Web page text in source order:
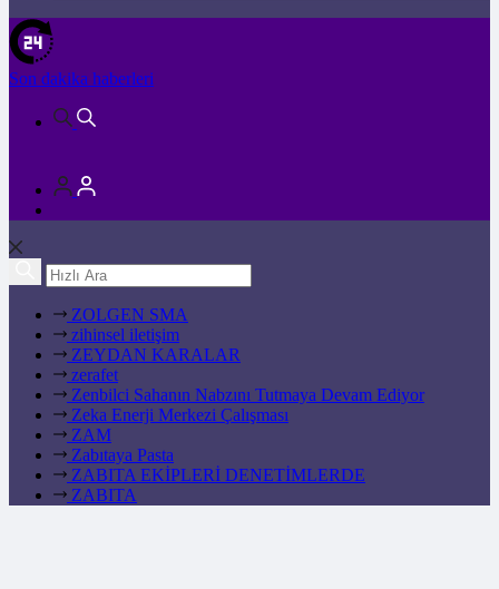
Son dakika haberleri
ZOLGEN SMA
zihinsel iletişim
ZEYDAN KARALAR
zerafet
Zenbilci Sahanın Nabzını Tutmaya Devam Ediyor
Zeka Enerji Merkezi Çalışması
ZAM
Zabıtaya Pasta
ZABITA EKİPLERİ DENETİMLERDE
ZABITA